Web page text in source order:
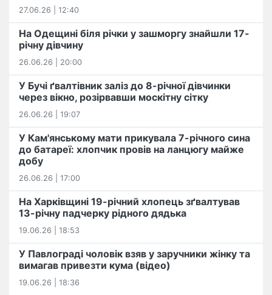
27.06.26 | 12:40
На Одещині біля річки у зашморгу знайшли 17-
річну дівчину
26.06.26 | 20:00
У Бучі ґвалтівник заліз до 8-річної дівчинки
через вікно, розірвавши москітну сітку
26.06.26 | 19:07
У Кам'янському мати прикувала 7-річного сина
до батареї: хлопчик провів на ланцюгу майже
добу
26.06.26 | 17:00
На Харківщині 19-річний хлопець​ ️зґвалтував
13-річну падчерку рідного дядька
19.06.26 | 18:53
У Павлограді чоловік взяв у заручники жінку та
вимагав привезти кума (відео)
19.06.26 | 18:36